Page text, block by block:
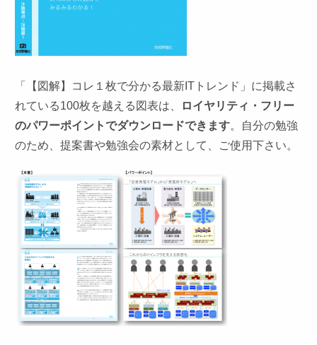
「【図解】コレ１枚で分かる最新ITトレンド」に掲載さ
れている100枚を越える図表は、
ロイヤリティ・フリー
のパワーポイントでダウンロードできます。自分の勉強
のため、提案書や勉強会の素材として、ご使用下さい。